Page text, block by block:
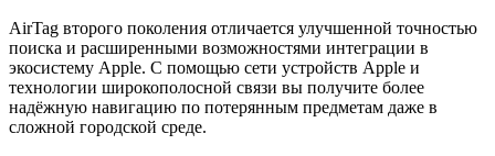
AirTag второго поколения отличается улучшенной точностью
поиска и расширенными возможностями интеграции в
экосистему Apple. С помощью сети устройств Apple и
технологии широкополосной связи вы получите более
надёжную навигацию по потерянным предметам даже в
сложной городской среде.